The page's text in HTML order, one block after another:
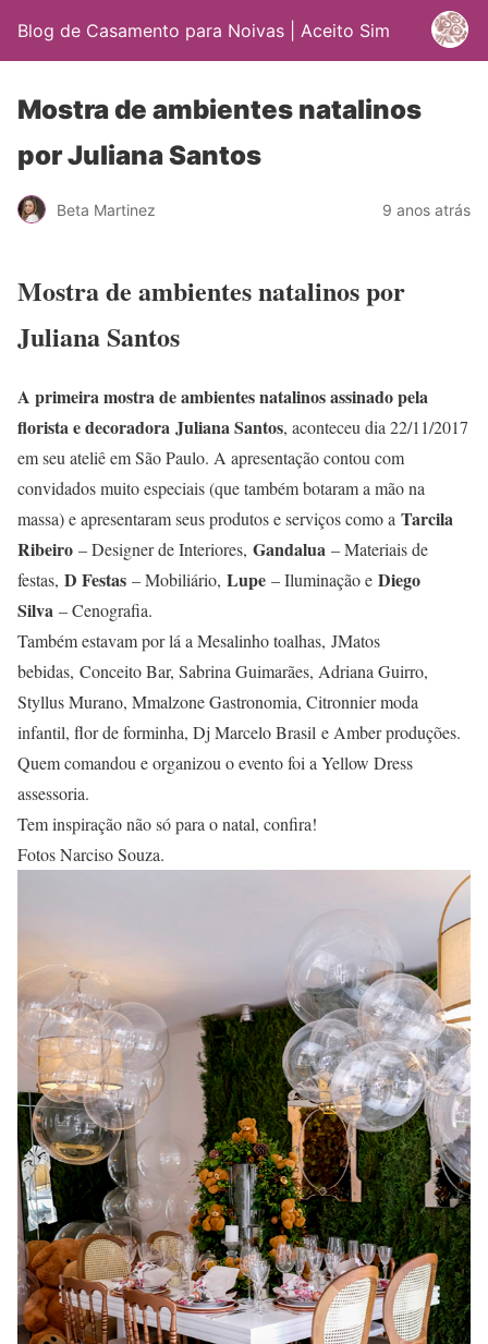
Blog de Casamento para Noivas | Aceito Sim
Mostra de ambientes natalinos
por Juliana Santos
Beta Martinez 9 anos atrás
Mostra de ambientes natalinos por
Juliana Santos
A primeira mostra de ambientes natalinos assinado pela
florista e decoradora Juliana Santos, aconteceu dia 22/11/2017
em seu ateliê em São Paulo. A apresentação contou com
convidados muito especiais (que também botaram a mão na
massa) e apresentaram seus produtos e serviços como a Tarcila
Ribeiro – Designer de Interiores, Gandalua – Materiais de
festas, D Festas – Mobiliário, Lupe – Iluminação e Diego
Silva – Cenografia.
Também estavam por lá a Mesalinho toalhas, JMatos
bebidas, Conceito Bar, Sabrina Guimarães, Adriana Guirro,
Styllus Murano, Mmalzone Gastronomia, Citronnier moda
infantil, flor de forminha, Dj Marcelo Brasil e Amber produções.
Quem comandou e organizou o evento foi a Yellow Dress
assessoria.
Tem inspiração não só para o natal, confira!
Fotos Narciso Souza.